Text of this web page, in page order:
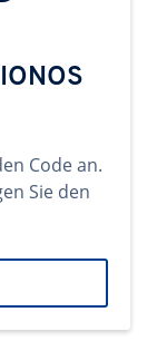
Code an.
Sie den